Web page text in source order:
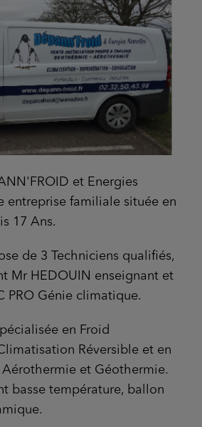
et Energies
entreprise familiale située en
17 Ans.
de 3 Techniciens qualifiés,
Mr HEDOUIN enseignant et
PRO Génie climatique.
en Froid
Réversible et en
Aérothermie et Géothermie.
basse température, ballon